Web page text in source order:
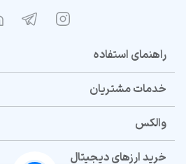
راهنمای استفاده
خدمات مشتریان
والکس
خرید ارزهای دیجیتال